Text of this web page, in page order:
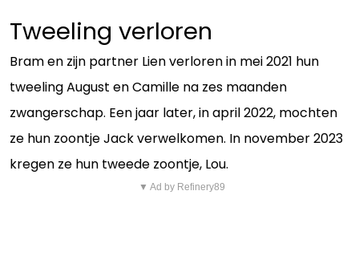
Tweeling verloren
Bram en zijn partner Lien verloren in mei 2021 hun
tweeling August en Camille na zes maanden
zwangerschap. Een jaar later, in april 2022, mochten
ze hun zoontje Jack verwelkomen. In november 2023
kregen ze hun tweede zoontje, Lou.
▼ Ad by Refinery89